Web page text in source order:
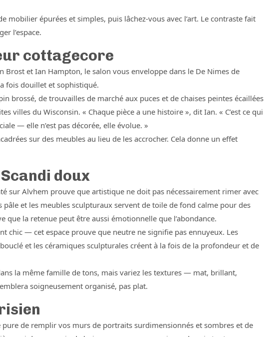
mobilier épurées et simples, puis lâchez-vous avec l’art. Le contraste fait
l’espace.
cottagecore
Brost et Ian Hampton, le salon vous enveloppe dans le De Nimes de
fois douillet et sophistiqué.
brossé, de trouvailles de marché aux puces et de chaises peintes écaillées
villes du Wisconsin. « Chaque pièce a une histoire », dit Ian. « C’est ce qui
— elle n’est pas décorée, elle évolue. »
sur des meubles au lieu de les accrocher. Cela donne un effet
doux
sur Alvhem prouve que artistique ne doit pas nécessairement rimer avec
et les meubles sculpturaux servent de toile de fond calme pour des
que la retenue peut être aussi émotionnelle que l’abondance.
chic — cet espace prouve que neutre ne signifie pas ennuyeux. Les
et les céramiques sculpturales créent à la fois de la profondeur et de
la même famille de tons, mais variez les textures — mat, brillant,
soigneusement organisé, pas plat.
pure de remplir vos murs de portraits surdimensionnés et sombres et de